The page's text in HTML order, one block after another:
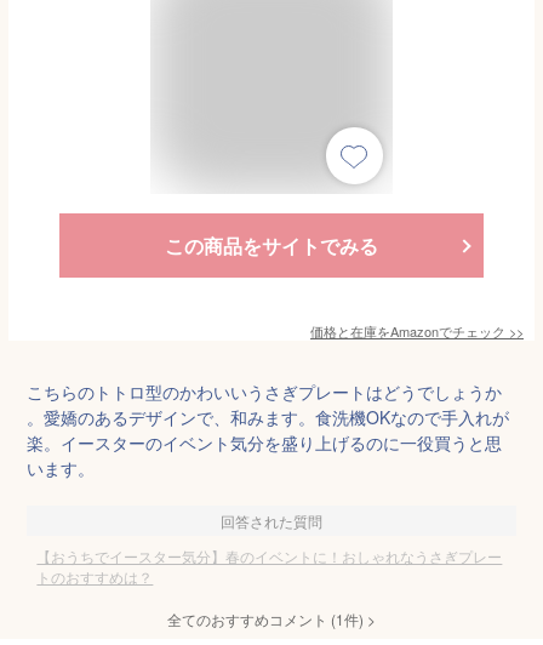
この商品をサイトでみる
価格と在庫をAmazonでチェック >>
こちらのトトロ型のかわいいうさぎプレートはどうでしょうか
。愛嬌のあるデザインで、和みます。食洗機OKなので手入れが
楽。イースターのイベント気分を盛り上げるのに一役買うと思
います。
回答された質問
【おうちでイースター気分】春のイベントに！おしゃれなうさぎプレー
トのおすすめは？
全てのおすすめコメント (1件) >